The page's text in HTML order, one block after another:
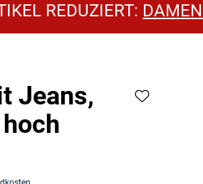
DAMEN SALE
Jeans,